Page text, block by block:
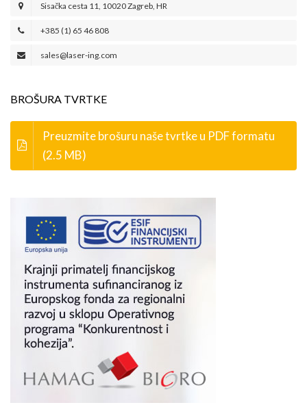
Sisačka cesta 11, 10020 Zagreb, HR
+385 (1) 65 46 808
sales@laser-ing.com
BROŠURA TVRTKE
Preuzmite brošuru naše tvrtke u PDF formatu
(2.5 MB)